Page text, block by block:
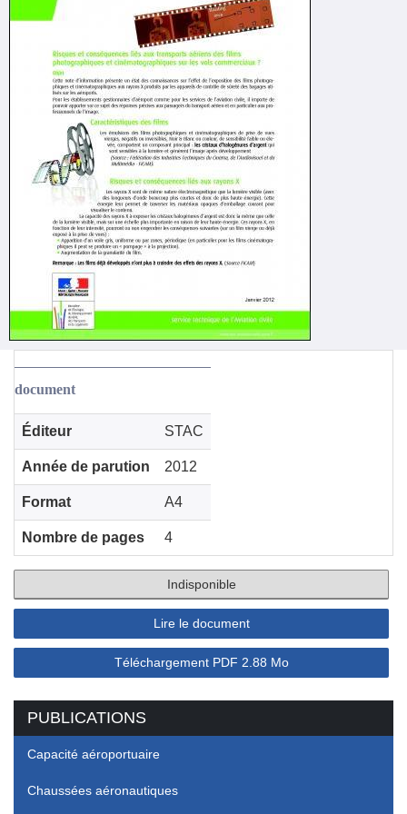
PUBLICATIONS
Capacité aéroportuaire
Chaussées aéronautiques
document
Éditeur STAC
Année de parution 2012
Format A4
Nombre de pages 4
Indisponible
Lire le document
Téléchargement PDF 2.88 Mo